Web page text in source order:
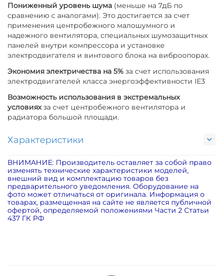
Пониженный уровень шума (меньше на 7дБ по
сравнению с аналогами). Это достигается за счет
применения центробежного малошумного и
надежного вентилятора, специальных шумозащитных
панелей внутри компрессора и установке
электродвигателя и винтового блока на виброопорах.
Экономия электричества на 5% за счет использования
электродвигателей класса энергоэффективности IE3
Возможность использования в экстремальных
условияхза счет центробежного вентилятора и
радиатора большой площади.
Характеристики
ВНИМАНИЕ: Производитель оставляет за собой право
изменять технические характеристики моделей,
внешний вид и комплектацию товаров без
предварительного уведомления. Оборудование на
фото может отличаться от оригинала. Информация о
товарах, размещенная на сайте не является публичной
офертой, определяемой положениями Части 2 Статьи
437 ГК РФ